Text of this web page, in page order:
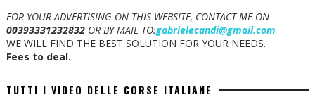
FOR YOUR ADVERTISING ON THIS WEBSITE, CONTACT ME ON
00393331232832OR BY MAIL TO:gabrielecandi@gmail.com
WE WILL FIND THE BEST SOLUTION FOR YOUR NEEDS.
Fees to deal.
TUTTI I VIDEO DELLE CORSE ITALIANE